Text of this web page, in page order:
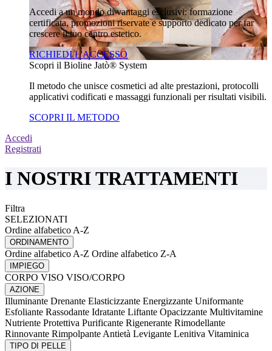
Accedi a un mondo di vantaggi esclusivi: formazione
certificata, promozioni riservate e supporto dedicato per far
crescere il tuo centro estetico.
RICHIEDI L'ACCESSO
Scopri il Bioline Jatò® System
Il metodo che unisce cosmetici ad alte prestazioni, protocolli
applicativi codificati e massaggi funzionali per risultati visibili.
SCOPRI IL METODO
Accedi
Registrati
I NOSTRI TRATTAMENTI
Filtra
SELEZIONATI
Ordine alfabetico A-Z
ORDINAMENTO
Ordine alfabetico A-Z Ordine alfabetico Z-A
IMPIEGO
CORPO VISO VISO/CORPO
AZIONE
Illuminante Drenante Elasticizzante Energizzante Uniformante
Esfoliante Rassodante Idratante Liftante Opacizzante Multivitamine
Nutriente Protettiva Purificante Rigenerante Rimodellante
Rinnovante Rimpolpante Antietà Levigante Lenitiva Vitaminica
TIPO DI PELLE